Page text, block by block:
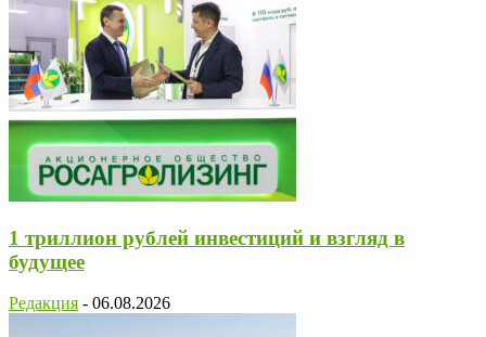
1 триллион рублей инвестиций и взгляд в
будущее
Редакция - 06.08.2026